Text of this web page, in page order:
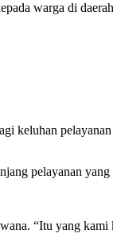
warga di
keluhan
pelayanan
“Itu yang